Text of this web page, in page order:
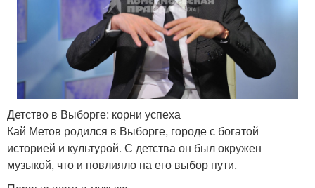
Детство в Выборге: корни успеха
Кай Метов родился в Выборге, городе с богатой
историей и культурой. С детства он был окружен
музыкой, что и повлияло на его выбор пути.